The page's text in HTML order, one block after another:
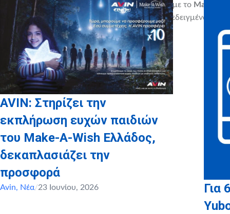
φιλανθρωπικά ιδρύματα μας έφερε σε επαφή με το Make
–Wish(Κάνε-Μια-Ευχή Ελλάδος)που αποδεδειγμένα από
τη δράση του μεταμορφώνειτις ζωές παιδιών,
πραγματοποιώντας τα όνειρά τους.
AVIN: Στηρίζει την
εκπλήρωση ευχών παιδιών
του Make-A-Wish Ελλάδος,
δεκαπλασιάζει την
προσφορά
Avin, Νέα/23 Ιουνίου, 2026
Για